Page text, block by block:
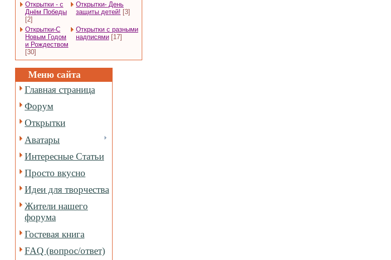
Открытки - с
Днём Победы
[2]
Открытки- День
защиты детей! [3]
Открытки-С
Новым Годом
и Рождеством
[30]
Открытки с разными
надписями [17]
Меню сайта
Главная страница
Форум
Открытки
Аватары
Интересные Статьи
Просто вкусно
Идеи для творчества
Жители нашего
форума
Гостевая книга
FAQ (вопрос/ответ)